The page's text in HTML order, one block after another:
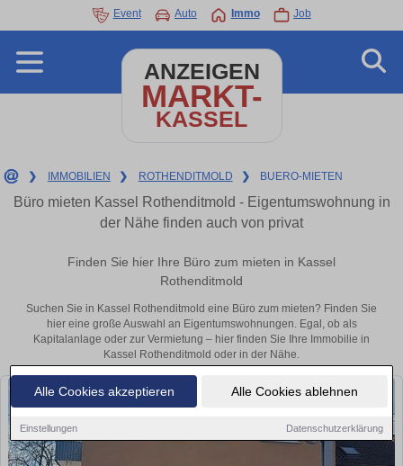
Alle Cookies akzeptieren Alle Cookies ablehnen
Einstellungen Datenschutzerklärung
Event Auto Immo Job
ANZEIGEN
MARKT-
KASSEL
❯ IMMOBILIEN ❯ ROTHENDITMOLD ❯ BUERO-MIETEN
Büro mieten Kassel Rothenditmold - Eigentumswohnung in
der Nähe finden auch von privat
Finden Sie hier Ihre Büro zum mieten in Kassel
Rothenditmold
Suchen Sie in Kassel Rothenditmold eine Büro zum mieten? Finden Sie
hier eine große Auswahl an Eigentumswohnungen. Egal, ob als
Kapitalanlage oder zur Vermietung – hier finden Sie Ihre Immobilie in
Kassel Rothenditmold oder in der Nähe.